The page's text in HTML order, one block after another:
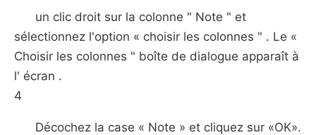
un clic droit sur la colonne " Note " et
sélectionnez l'option « choisir les colonnes " . Le «
Choisir les colonnes " boîte de dialogue apparaît à
l' écran .
4
Décochez la case « Note » et cliquez sur «OK».